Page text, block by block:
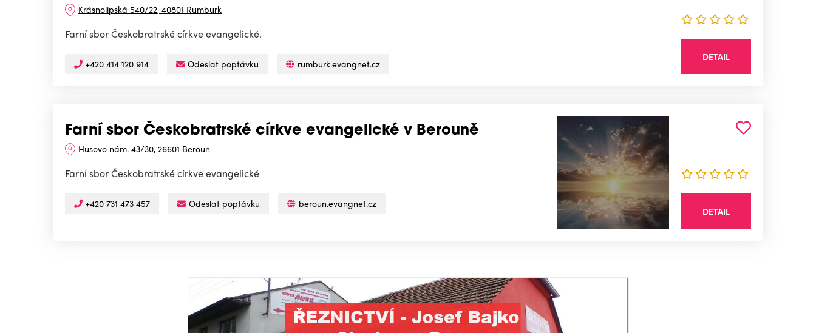
Krásnolipská 540/22, 40801 Rumburk
Farní sbor Českobratrské církve evangelické.
+420 414 120 914 Odeslat poptávku rumburk.evangnet.cz
DETAIL
Farní sbor Českobratrské církve evangelické v Berouně
Husovo nám. 43/30, 26601 Beroun
Farní sbor Českobratrské církve evangelické
+420 731 473 457 Odeslat poptávku beroun.evangnet.cz
DETAIL